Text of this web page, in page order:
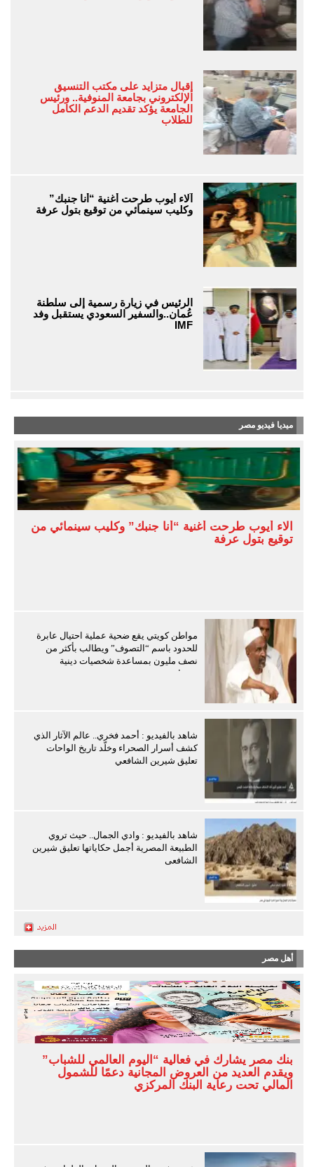
إقبال متزايد على مكتب التنسيق
الإلكتروني بجامعة المنوفية.. ورئيس
الجامعة يؤكد تقديم الدعم الكامل
للطلاب
آلاء أيوب طرحت أغنية “أنا جنبك”
وكليب سينمائي من توقيع بتول عرفة
الرئيس في زيارة رسمية إلى سلطنة
عُمان..والسفير السعودي يستقبل وفد
IMF
ميديا فيديو مصر
آلاء أيوب طرحت أغنية “أنا جنبك” وكليب سينمائي من
توقيع بتول عرفة
مواطن كويتي يقع ضحية عملية احتيال عابرة
للحدود باسم “التصوف” ويطالب بأكثر من
نصف مليون بمساعدة شخصيات دينية
سودانية
شاهد بالفيديو : أحمد فخري.. عالم الآثار الذي
كشف أسرار الصحراء وخلّد تاريخ الواحات
تعليق شيرين الشافعي
شاهد بالفيديو : وادي الجمال.. حيث تروي
الطبيعة المصرية أجمل حكاياتها تعليق شيرين
الشافعى
أهل مصر
بنك مصر يشارك في فعالية “اليوم العالمي للشباب”
ويقدم العديد من العروض المجانية دعمًا للشمول
المالي تحت رعاية البنك المركزي